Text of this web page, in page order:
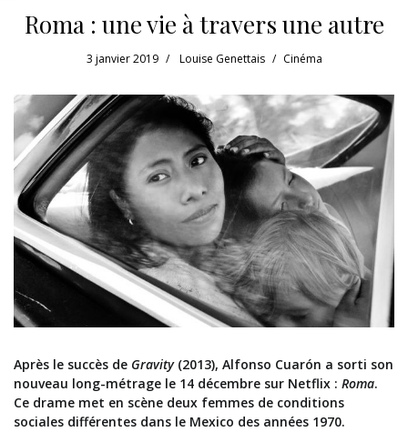
Roma : une vie à travers une autre
3 janvier 2019 Louise Genettais Cinéma
Après le succès de Gravity(2013), Alfonso Cuarón a sorti son
nouveau long-métrage le 14 décembre sur Netflix : Roma.
Ce drame met en scène deux femmes de conditions
sociales différentes dans le Mexico des années 1970.